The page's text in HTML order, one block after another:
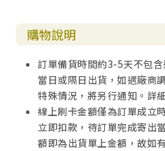
購物說明
訂單備貨時間約3-5天不包
當日或隔日出貨，如遇廠商
特殊情況，將另行通知。詳
線上刷卡金額僅為訂單成立
立即扣款，待訂單完成寄出
額即為出貨單上金額，故如